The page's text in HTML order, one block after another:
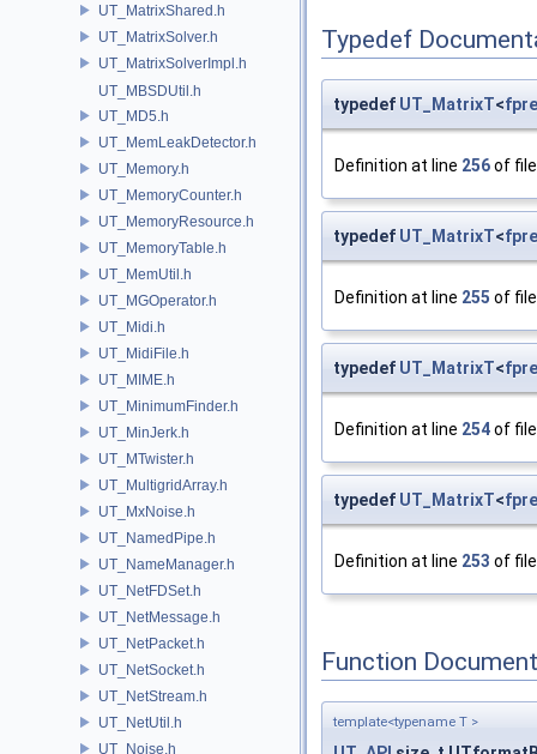
UT_MatrixShared.h
UT_MatrixSolver.h
UT_MatrixSolverImpl.h
UT_MBSDUtil.h
UT_MD5.h
UT_MemLeakDetector.h
UT_Memory.h
UT_MemoryCounter.h
UT_MemoryResource.h
UT_MemoryTable.h
UT_MemUtil.h
UT_MGOperator.h
UT_Midi.h
UT_MidiFile.h
UT_MIME.h
UT_MinimumFinder.h
UT_MinJerk.h
UT_MTwister.h
UT_MultigridArray.h
UT_MxNoise.h
UT_NamedPipe.h
UT_NameManager.h
UT_NetFDSet.h
UT_NetMessage.h
UT_NetPacket.h
UT_NetSocket.h
UT_NetStream.h
UT_NetUtil.h
UT_Noise.h
Typedef
typedef UT_MatrixT<
Definition at line 256of
typedef UT_MatrixT<
Definition at line 255 of
typedef UT_MatrixT<
Definition at line 254of
typedef UT_MatrixT<
Definition at line 253 of
Function
template<typename T >